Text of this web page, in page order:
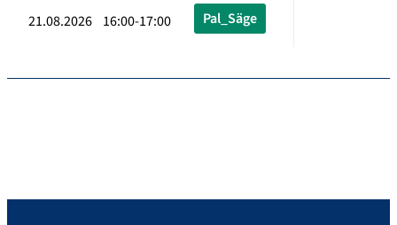
21.08.2026 16:00-17:00 Pal_Säge